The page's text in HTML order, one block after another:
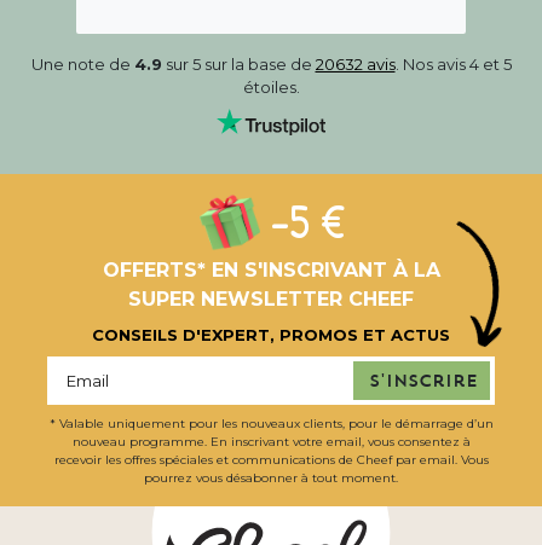
Une note de 4.9 sur 5 sur la base de 20632 avis. Nos avis 4 et 5
étoiles.
-5 €
OFFERTS* EN S'INSCRIVANT À LA
SUPER NEWSLETTER CHEEF
CONSEILS D'EXPERT, PROMOS ET ACTUS
S'inscrire
* Valable uniquement pour les nouveaux clients, pour le démarrage d’un
nouveau programme. En inscrivant votre email, vous consentez à
recevoir les offres spéciales et communications de Cheef par email. Vous
pourrez vous désabonner à tout moment.